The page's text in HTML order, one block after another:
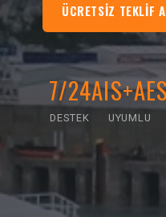
ÜCRETSIZ TEKLIF
7/24
DESTEK UYUMLU